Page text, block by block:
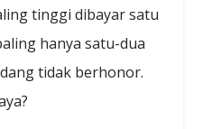
tinggi dibayar satu
hanya satu-dua
tidak berhonor.